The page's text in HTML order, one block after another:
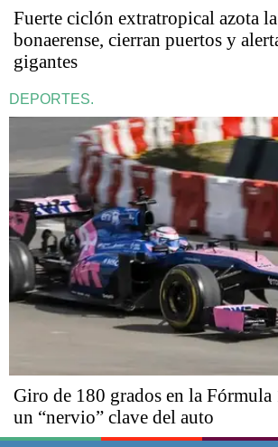
Fuerte ciclón extratropical azota
bonaerense, cierran puertos y
gigantes
DEPORTES.
Giro de 180 grados en la
un “nervio” clave del auto